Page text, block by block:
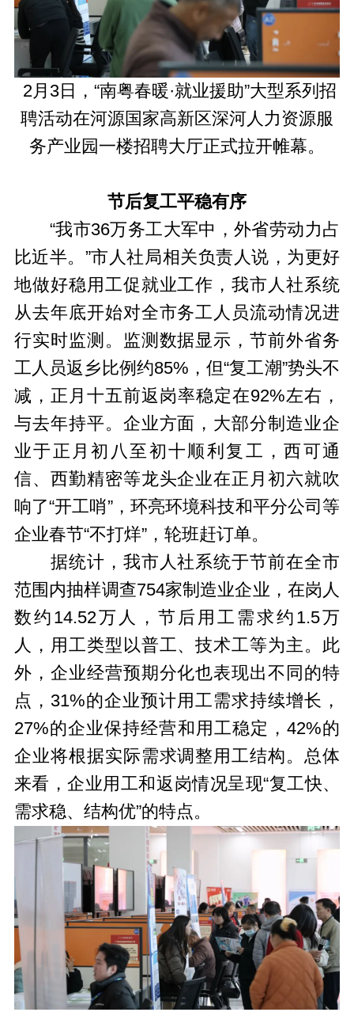
2月3日，“南粤春暖·就业援助”大型系列招
聘活动在河源国家高新区深河人力资源服
务产业园一楼招聘大厅正式拉开帷幕。
节后复工平稳有序
“我市36万务工大军中，外省劳动力占
比近半。”市人社局相关负责人说，为更好
地做好稳用工促就业工作，我市人社系统
从去年底开始对全市务工人员流动情况进
行实时监测。监测数据显示，节前外省务
工人员返乡比例约85%，但“复工潮”势头不
减，正月十五前返岗率稳定在92%左右，
与去年持平。企业方面，大部分制造业企
业于正月初八至初十顺利复工，西可通
信、西勤精密等龙头企业在正月初六就吹
响了“开工哨”，环亮环境科技和平分公司等
企业春节“不打烊”，轮班赶订单。
据统计，我市人社系统于节前在全市
范围内抽样调查754家制造业企业，在岗人
数约14.52万人，节后用工需求约1.5万
人，用工类型以普工、技术工等为主。此
外，企业经营预期分化也表现出不同的特
点，31%的企业预计用工需求持续增长，
27%的企业保持经营和用工稳定，42%的
企业将根据实际需求调整用工结构。总体
来看，企业用工和返岗情况呈现“复工快、
需求稳、结构优”的特点。